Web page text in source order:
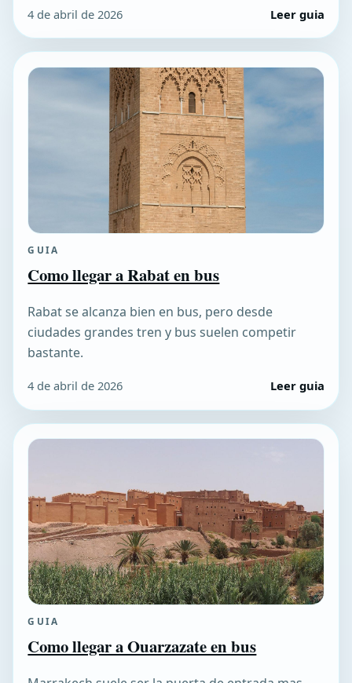
4 de abril de 2026 Leer guia
GUIA
Como llegar a Rabat en bus
Rabat se alcanza bien en bus, pero desde
ciudades grandes tren y bus suelen competir
bastante.
4 de abril de 2026 Leer guia
GUIA
Como llegar a Ouarzazate en bus